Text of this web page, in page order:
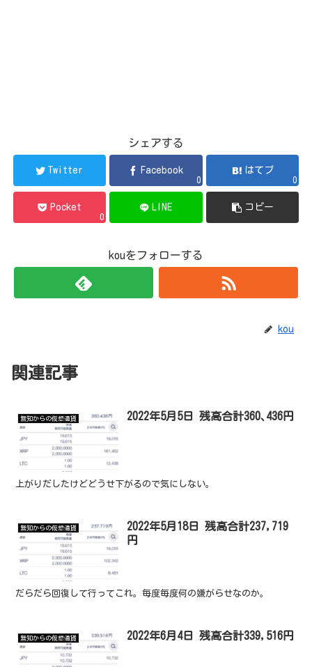
シェアする
Twitter Facebook
0
はてブ
0
Pocket
0
LINE コピー
kouをフォローする
kou
関連記事
無知からの仮想通貨 2022年5月5日 残高合計360､436円
上がりだしたけどどうせ下がるので気にしない。
無知からの仮想通貨
2022年5月18日 残高合計237,719
円
だらだら回復して行ってこれ。毎度毎度何の嫌がらせなのか。
無知からの仮想通貨 2022年6月4日 残高合計339,516円